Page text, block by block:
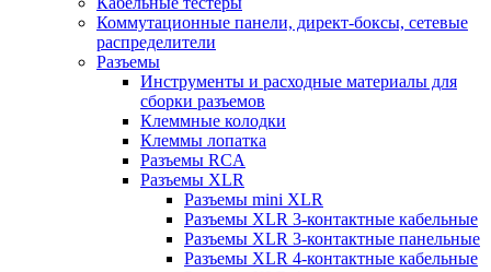
Коммутационные панели, директ-боксы, сетевые
распределители
Разъемы
Инструменты и расходные материалы для
сборки разъемов
Клеммные колодки
Клеммы лопатка
Разъемы RCA
Разъемы XLR
Разъемы mini XLR
Разъемы XLR 3-контактные кабельные
Разъемы XLR 3-контактные панельные
Разъемы XLR 4-контактные кабельные